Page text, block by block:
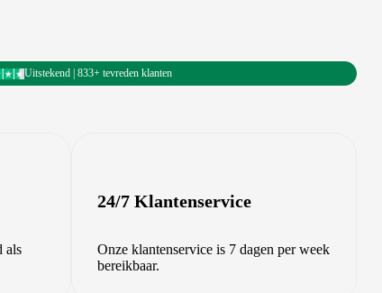
Uitstekend | 833+ tevreden klanten
als
24/7 Klantenservice
Onze klantenservice is 7 dagen per week
bereikbaar.